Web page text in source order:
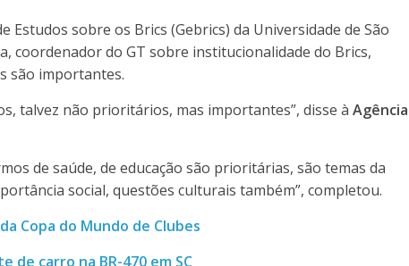
Estudos sobre os Brics (Gebrics) da Universidade de São
coordenador do GT sobre institucionalidade do Brics,
são importantes.
talvez não prioritários, mas importantes”, disse à Agência
de saúde, de educação são prioritárias, são temas da
social, questões culturais também”, completou.
Copa do Mundo de Clubes
carro na BR-470 em SC